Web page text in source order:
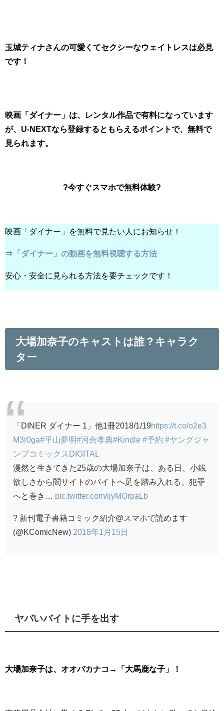
玉城ティナさんの可愛くてセクシーなウェイトレスは必見
です！
映画「ダイナー」は、レンタル作品で有料になっています
が、U-NEXTなら登録するともらえるポイントで、無料で
見られます。
?今すぐスマホで無料体験?
映画「ダイナー」を無料で見たい人にお知らせ！
⇒ 「ダイナー」の動画を無料視聴する方法
安心・安全に見られる方法を要チェックです！
大場加奈子のキャストは誰？キャラク
ター
「DINER ダイナー 1」他1冊2018/1/19https://t.co/o2e3
M3r0ga#平山夢明#河合孝典#Kindle #予約 #ヤングジャ
ンプコミックスDIGITAL
漫然と生きてきた25歳の大場加奈子は、ある日、小銭
欲しさから闇サイトのバイトへ足を踏み入れる。犯罪
へと巻き… pic.twitter.com/ijyMOrpaLb
? 新刊電子書籍コミック紹介@スマホで読めます
(@KComicNew) 2018年1月15日
ヤバいバイトに手を出す
大場加奈子は、オオバカナコ→「大馬鹿な子」！